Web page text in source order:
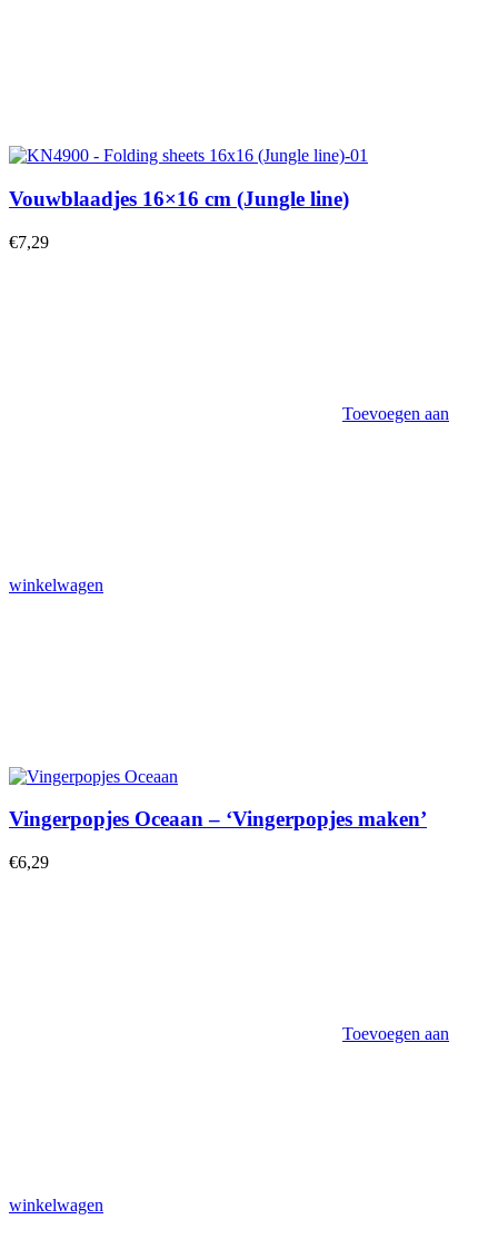
Vouwblaadjes 16×16 cm (Jungle line)
€7,29
Toevoegen aan
winkelwagen
Vingerpopjes Oceaan – ‘Vingerpopjes maken’
€6,29
Toevoegen aan
winkelwagen